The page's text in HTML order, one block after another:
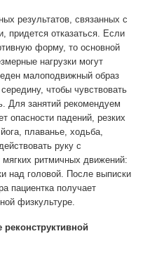
результатов, связанных с
придется отказаться. Если
форму, то основной
нагрузки могут
малоподвижный образ
чтобы чувствовать
Для занятий рекомендуем
опасности падений, резких
плаванье, ходьба,
руку с
мягких ритмичных движений:
над головой. После выписки
пациентка получает
физкультуре.